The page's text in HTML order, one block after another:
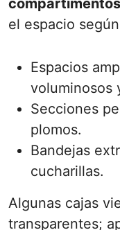
compartimentos
el espacio
Espacios
voluminosos
Secciones
plomos.
Bandejas
cucharillas.
Algunas cajas
transparentes;